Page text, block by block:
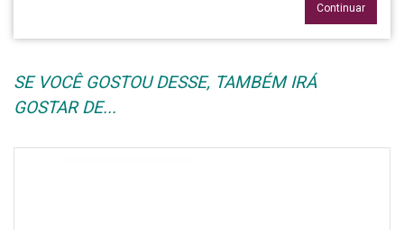
Continuar
SE VOCÊ GOSTOU DESSE, TAMBÉM IRÁ
GOSTAR DE...